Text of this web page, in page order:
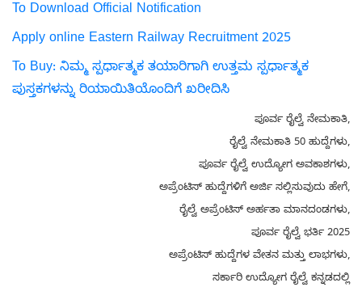
To Download Official Notification
Apply online Eastern Railway Recruitment 2025
To Buy: ನಿಮ್ಮ ಸ್ಪರ್ಧಾತ್ಮಕ ತಯಾರಿಗಾಗಿ ಉತ್ತಮ ಸ್ಪರ್ಧಾತ್ಮಕ
ಪುಸ್ತಕಗಳನ್ನು ರಿಯಾಯಿತಿಯೊಂದಿಗೆ ಖರೀದಿಸಿ
ಪೂರ್ವ ರೈಲ್ವೆ ನೇಮಕಾತಿ,
ರೈಲ್ವೆ ನೇಮಕಾತಿ 50 ಹುದ್ದೆಗಳು,
ಪೂರ್ವ ರೈಲ್ವೆ ಉದ್ಯೋಗ ಅವಕಾಶಗಳು,
ಅಪ್ರೆಂಟಿಸ್ ಹುದ್ದೆಗಳಿಗೆ ಅರ್ಜಿ ಸಲ್ಲಿಸುವುದು ಹೇಗೆ,
ರೈಲ್ವೆ ಅಪ್ರೆಂಟಿಸ್ ಅರ್ಹತಾ ಮಾನದಂಡಗಳು,
ಪೂರ್ವ ರೈಲ್ವೆ ಭರ್ತಿ 2025
ಅಪ್ರೆಂಟಿಸ್ ಹುದ್ದೆಗಳ ವೇತನ ಮತ್ತು ಲಾಭಗಳು,
ಸರ್ಕಾರಿ ಉದ್ಯೋಗ ರೈಲ್ವೆ ಕನ್ನಡದಲ್ಲಿ